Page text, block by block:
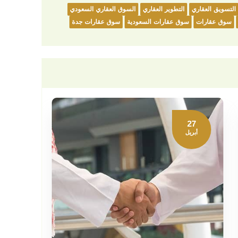
التسويق العقاري التطوير العقاري
السوق العقاري السعودي
سوق عقارات سوق عقارات السعودية
سوق عقارات جدة
27
أبريل